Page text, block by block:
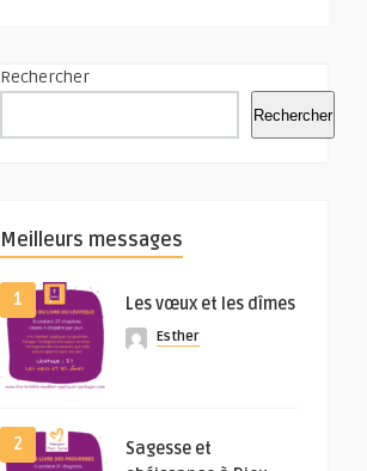
Rechercher
Rechercher
Meilleurs messages
1 Les vœux et les dîmes
Esther
2
Sagesse et